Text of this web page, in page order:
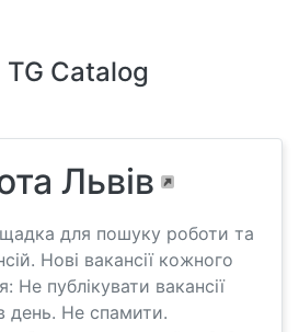
TG Catalog
Львiв
для пошуку роботи та
Новi вакансії кожного
Не публікувати вакансії
день. Не спамити.